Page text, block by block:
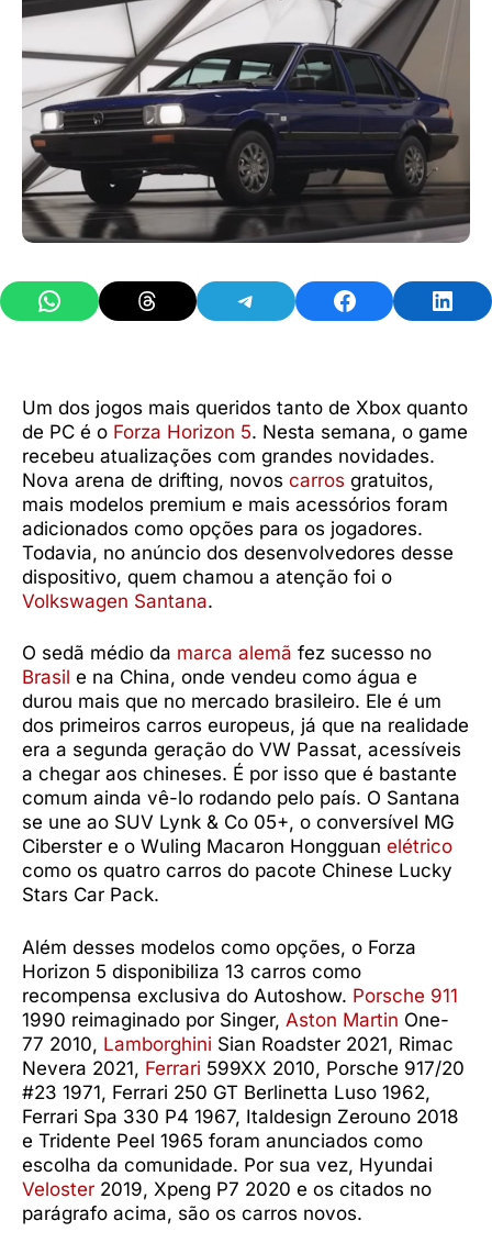
Share on WhatsAppShare on ThreadsShare on TelegramShare on Facebook
Um dos jogos mais queridos tanto de Xbox quanto
de PC é o Forza Horizon 5. Nesta semana, o game
recebeu atualizações com grandes novidades.
Nova arena de drifting, novos carros gratuitos,
mais modelos premium e mais acessórios foram
adicionados como opções para os jogadores.
Todavia, no anúncio dos desenvolvedores desse
dispositivo, quem chamou a atenção foi o
Volkswagen Santana.
O sedã médio da marca alemã fez sucesso no
Brasil e na China, onde vendeu como água e
durou mais que no mercado brasileiro. Ele é um
dos primeiros carros europeus, já que na realidade
era a segunda geração do VW Passat, acessíveis
a chegar aos chineses. É por isso que é bastante
comum ainda vê-lo rodando pelo país. O Santana
se une ao SUV Lynk & Co 05+, o conversível MG
Ciberster e o Wuling Macaron Hongguan elétrico
como os quatro carros do pacote Chinese Lucky
Stars Car Pack.
Além desses modelos como opções, o Forza
Horizon 5 disponibiliza 13 carros como
recompensa exclusiva do Autoshow. Porsche 911
1990 reimaginado por Singer, Aston Martin One-
77 2010, Lamborghini Sian Roadster 2021, Rimac
Nevera 2021, Ferrari 599XX 2010, Porsche 917/20
#23 1971, Ferrari 250 GT Berlinetta Luso 1962,
Ferrari Spa 330 P4 1967, Italdesign Zerouno 2018
e Tridente Peel 1965 foram anunciados como
escolha da comunidade. Por sua vez, Hyundai
Veloster 2019, Xpeng P7 2020 e os citados no
parágrafo acima, são os carros novos.